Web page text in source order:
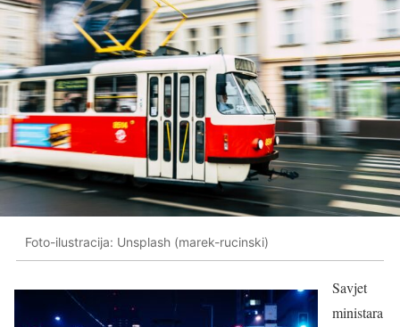
Foto-ilustracija: Unsplash (marek-rucinski)
Savjet
ministara